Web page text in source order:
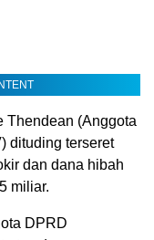
Thendean (Anggota
dituding terseret
dan dana hibah
miliar.
DPRD